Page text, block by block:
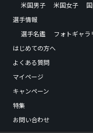
米国男子
米国女子
選手情報
選手名鑑
フォトギャラ
はじめての方へ
よくある質問
マイページ
キャンペーン
特集
お問い合わせ